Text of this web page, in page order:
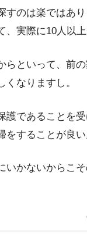
すのは楽ではあ
、実際に10人以
らといって、前
なりますし。
護であることを
をすることが良
いかないからこ